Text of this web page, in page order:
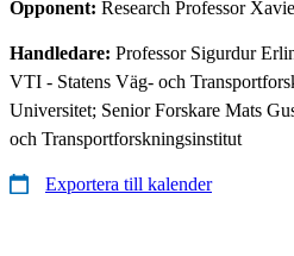
Opponent: Research Professor
Handledare: Professor Sigurdur
VTI - Statens Väg- och
Universitet; Senior Forskare Mats
och Transportforskningsinstitut
Exportera till kalender